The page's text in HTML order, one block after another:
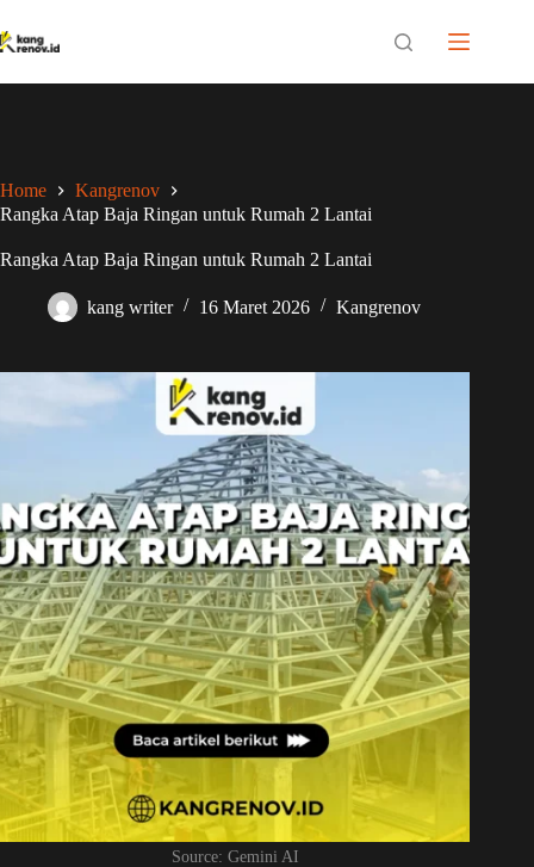
to
content
Home
Kangrenov
Rangka Atap Baja Ringan untuk Rumah 2 Lantai
Rangka Atap Baja Ringan untuk Rumah 2 Lantai
kang writer 16 Maret 2026 Kangrenov
Source: Gemini AI